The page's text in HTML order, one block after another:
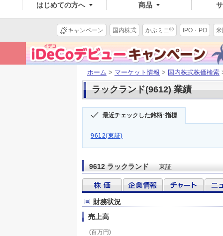
はじめての方へ 商品
キャンペーン 国内株式 かぶミニ® IPO・PO
ホーム > マーケット情報 > 国内株式株価検索
ラックランド(9612) 業績
最近チェックした銘柄･指標
9612(東証)
9612 ラックランド 東証